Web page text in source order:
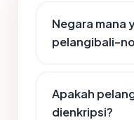
Negara mana
pelangibali-
Apakah
dienkripsi?